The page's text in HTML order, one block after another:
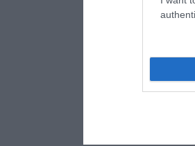
Nella storia,
frati che si